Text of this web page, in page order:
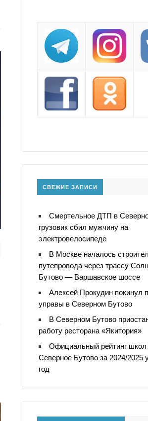
СВЕЖИЕ ЗАПИСИ
Смертельное ДТП в
грузовик сбил мужчину на
электровелосипеде
В Москве началось
путепровода через трассу
Бутово — Варшавское шоссе
Алексей Прокудин покинул
управы в Северном Бутово
В Северном Бутово
работу ресторана «Якитория»
Официальный рейтинг школ
Северное Бутово за 2024/2025
год